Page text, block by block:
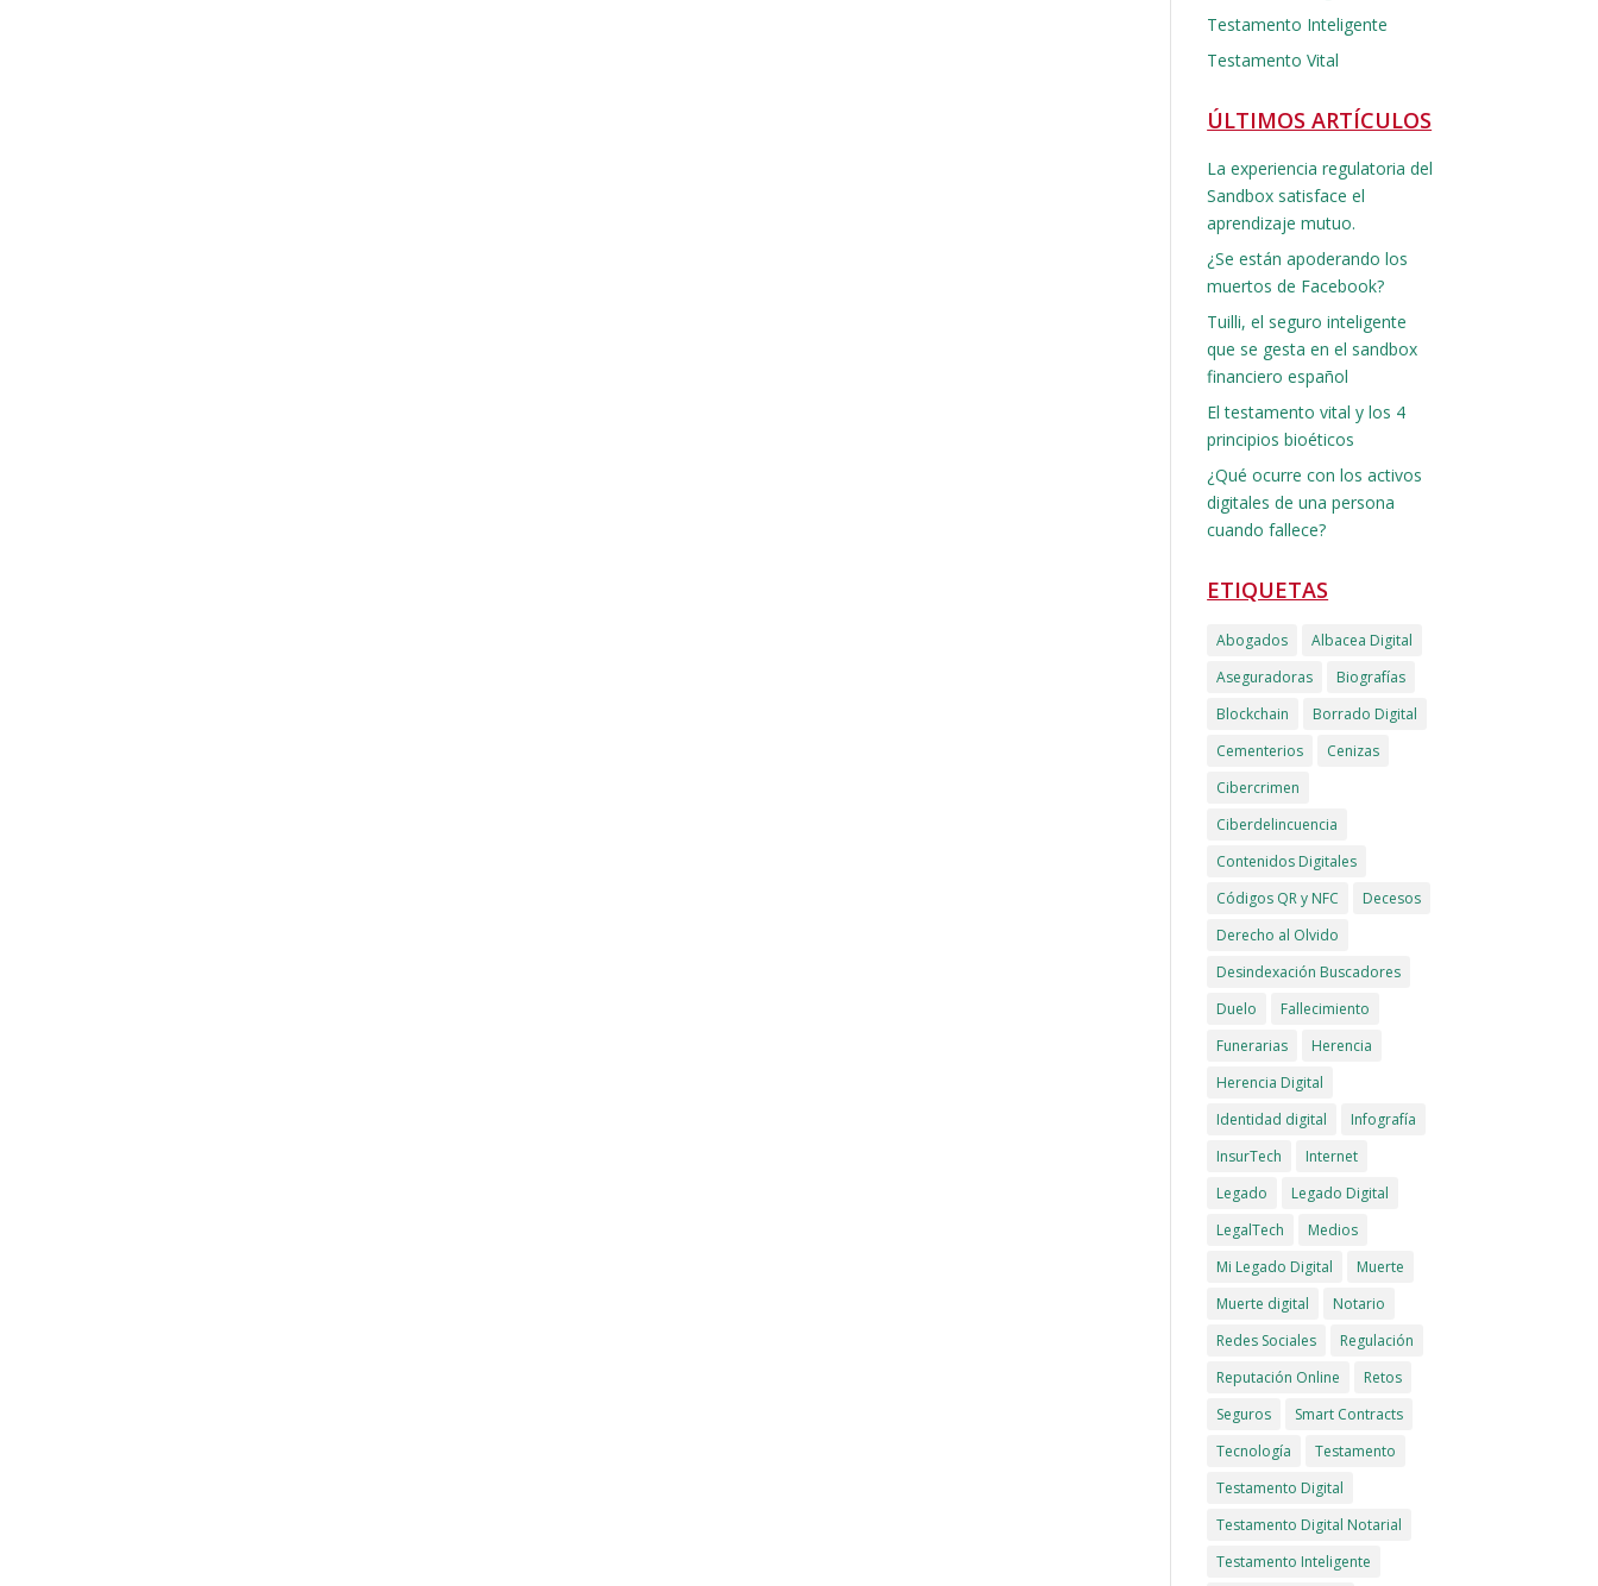
Testamento Inteligente
Testamento Vital
ÚLTIMOS ARTÍCULOS
La experiencia regulatoria del
Sandbox satisface el
aprendizaje mutuo.
¿Se están apoderando los
muertos de Facebook?
Tuilli, el seguro inteligente
que se gesta en el sandbox
financiero español
El testamento vital y los 4
principios bioéticos
¿Qué ocurre con los activos
digitales de una persona
cuando fallece?
ETIQUETAS
Abogados
Albacea Digital
Aseguradoras
Biografías
Blockchain
Borrado Digital
Cementerios
Cenizas
Cibercrimen
Ciberdelincuencia
Contenidos Digitales
Códigos QR y NFC
Decesos
Derecho al Olvido
Desindexación Buscadores
Duelo
Fallecimiento
Funerarias
Herencia
Herencia Digital
Identidad digital
Infografía
InsurTech
Internet
Legado
Legado Digital
LegalTech
Medios
Mi Legado Digital
Muerte
Muerte digital
Notario
Redes Sociales
Regulación
Reputación Online
Retos
Seguros
Smart Contracts
Tecnología
Testamento
Testamento Digital
Testamento Digital Notarial
Testamento Inteligente